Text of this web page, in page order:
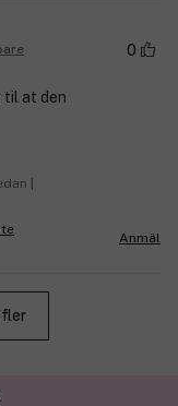
0
til at den
|
Anmäl
fler